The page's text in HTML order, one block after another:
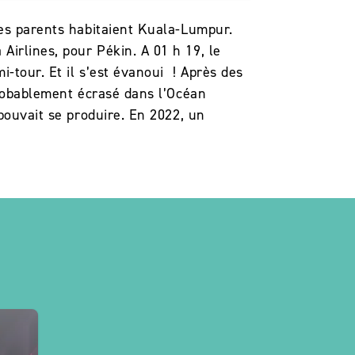
parents habitaient Kuala-Lumpur.
pour Pékin. A 01 h 19, le
tour. Et il s’est évanoui ! Après des
écrasé dans l’Océan
se produire. En 2022, un